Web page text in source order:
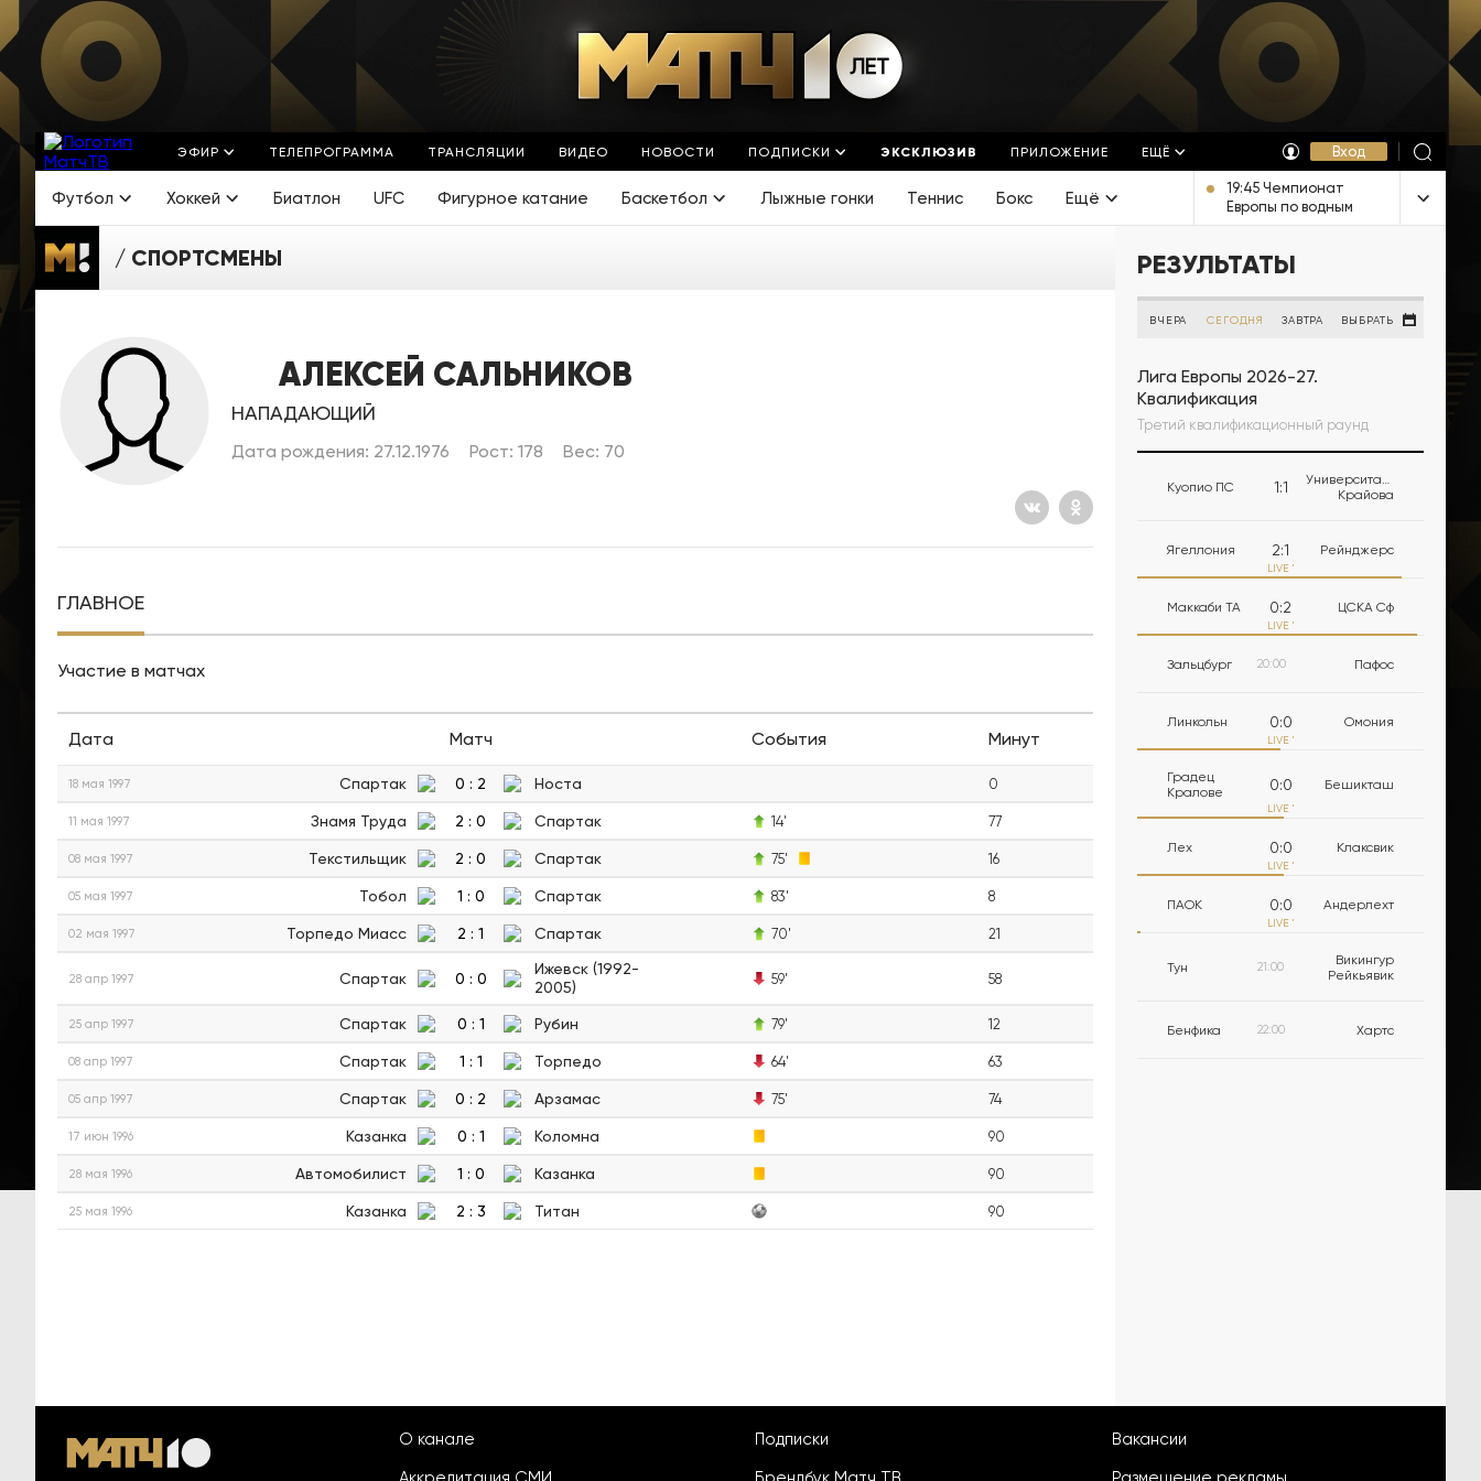
ЭФИР ТЕЛЕПРОГРАММА ТРАНСЛЯЦИИ ВИДЕО НОВОСТИ ПОДПИСКИ ЭКСКЛЮЗИВ ПРИЛОЖЕНИЕ ЕЩЁ Вход
Футбол Хоккей Биатлон UFC Фигурное катание Баскетбол Лыжные гонки Теннис Бокс Ещё
19:45 Чемпионат
Европы по водным
видам спорта. Прыжки
Вышка. Прямая
Франции
СПОРТСМЕНЫ
АЛЕКСЕЙ САЛЬНИКОВ
НАПАДАЮЩИЙ
Дата рождения: 27.12.1976 Рост: 178 Вес: 70
ГЛАВНОЕ
Участие в матчах
Дата Матч События Минут
18 мая 1997 Спартак 0 : 2 Носта 0
11 мая 1997 Знамя Труда 2 : 0 Спартак 14' 77
08 мая 1997 Текстильщик 2 : 0 Спартак 75' 16
05 мая 1997 Тобол 1 : 0 Спартак 83' 8
02 мая 1997 Торпедо Миасс 2 : 1 Спартак 70' 21
28 апр 1997 Спартак 0 : 0
Ижевск (1992-
2005)
59' 58
25 апр 1997 Спартак 0 : 1 Рубин 79' 12
08 апр 1997 Спартак 1 : 1 Торпедо 64' 63
05 апр 1997 Спартак 0 : 2 Арзамас 75' 74
17 июн 1996 Казанка 0 : 1 Коломна 90
28 мая 1996 Автомобилист 1 : 0 Казанка 90
25 мая 1996 Казанка 2 : 3 Титан 90
РЕЗУЛЬТАТЫ
ВЧЕРА СЕГОДНЯ ЗАВТРА ВЫБРАТЬ
Лига Европы 2026-27.
Квалификация
Третий квалификационный раунд
Куопио ПС 1:1
Университатя
Крайова
Ягеллония 2:1 Рейнджерс
LIVE '
Маккаби ТА 0:2 ЦСКА Сф
LIVE '
Зальцбург 20:00 Пафос
Линкольн 0:0 Омония
LIVE '
Градец
Кралове
0:0 Бешикташ
LIVE '
Лех 0:0 Клаксвик
LIVE '
ПАОК 0:0 Андерлехт
LIVE '
Тун 21:00
Викингур
Рейкьявик
Бенфика 22:00 Хартс
О канале
Подписки
Вакансии